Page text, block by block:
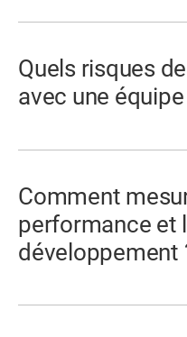
Quels risques
avec une
Comment
performance et
développement